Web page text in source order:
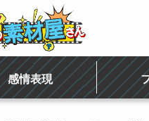
感情表現